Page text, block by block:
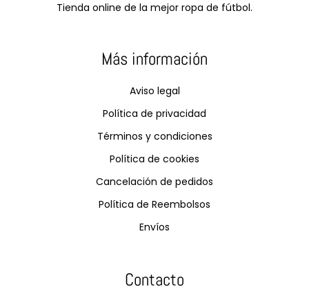
Tienda online de la mejor ropa de fútbol.
Más información
Aviso legal
Política de privacidad
Términos y condiciones
Política de cookies
Cancelación de pedidos
Política de Reembolsos
Envíos
Contacto